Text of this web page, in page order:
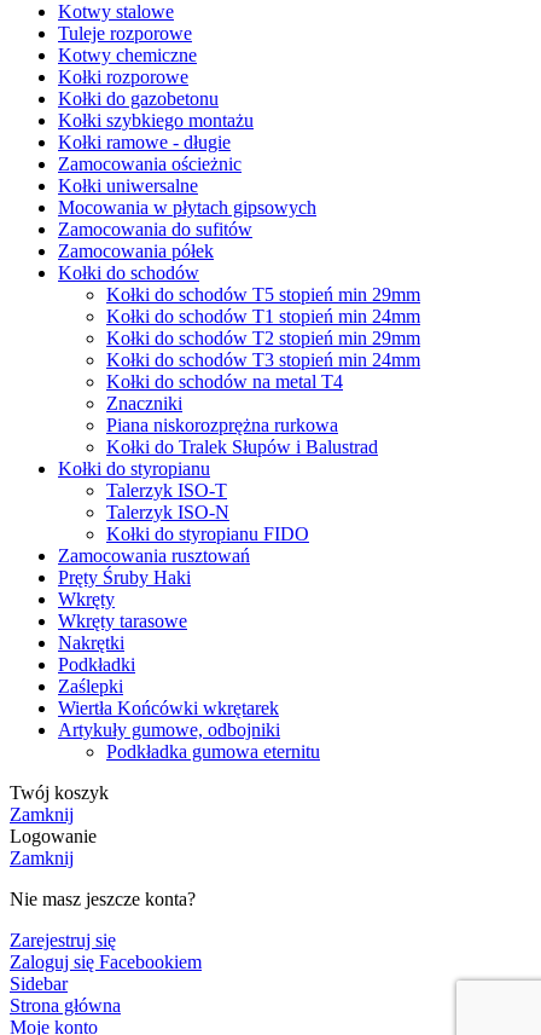
Kotwy stalowe
Tuleje rozporowe
Kotwy chemiczne
Kołki rozporowe
Kołki do gazobetonu
Kołki szybkiego montażu
Kołki ramowe - długie
Zamocowania ościeżnic
Kołki uniwersalne
Mocowania w płytach gipsowych
Zamocowania do sufitów
Zamocowania półek
Kołki do schodów
Kołki do schodów T5 stopień min 29mm
Kołki do schodów T1 stopień min 24mm
Kołki do schodów T2 stopień min 29mm
Kołki do schodów T3 stopień min 24mm
Kołki do schodów na metal T4
Znaczniki
Piana niskorozprężna rurkowa
Kołki do Tralek Słupów i Balustrad
Kołki do styropianu
Talerzyk ISO-T
Talerzyk ISO-N
Kołki do styropianu FIDO
Zamocowania rusztowań
Pręty Śruby Haki
Wkręty
Wkręty tarasowe
Nakrętki
Podkładki
Zaślepki
Wiertła Końcówki wkrętarek
Artykuły gumowe, odbojniki
Podkładka gumowa eternitu
Twój koszyk
Zamknij
Logowanie
Zamknij
Nie masz jeszcze konta?
Zarejestruj się
Zaloguj się Facebookiem
Sidebar
Strona główna
Moje konto